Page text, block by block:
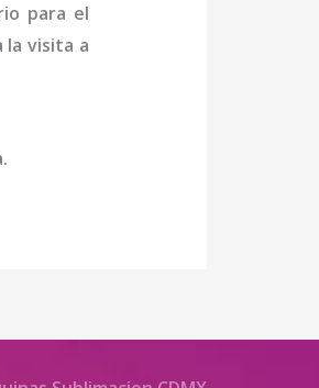
para el
la visita a